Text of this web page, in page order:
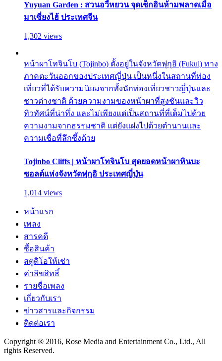
Yuyuan Garden : สวนอวี้หยวน จุดเช็กอินห้ามพลาดเมื่อ
มาเซี่ยงไฮ้ ประเทศจีน
1,302 views
หน้าผาโทจินโบ (Tojinbo) ตั้งอยู่ในจังหวัดฟุกุอิ (Fukui) ทาง
ภาคตะวันออกของประเทศญี่ปุ่น เป็นหนึ่งในสถานที่ท่อง
เที่ยวที่ได้รับความนิยมจากทั้งนักท่องเที่ยวชาวญี่ปุ่นและ
ชาวต่างชาติ ด้วยความงามของหน้าผาที่สูงชันและวิว
ทิวทัศน์ที่น่าทึ่ง และไม่เพียงแต่เป็นสถานที่ที่เต็มไปด้วย
ความงามจากธรรมชาติ แต่ยังแฝงไปด้วยตำนานและ
ความเชื่อที่ลึกซึ้งด้วย
Tojinbo Cliffs | หน้าผาโทจินโบ สุดยอดหน้าผาหินบะ
ซอลต์แห่งจังหวัดฟุกุอิ ประเทศญี่ปุ่น
1,014 views
หน้าแรก
เพลง
สารคดี
ซื้อสินค้า
สตูดิโอให้เช่า
ค่าลิขสิทธิ์
รายชื่อเพลง
เกี่ยวกับเรา
ข่าวสารและกิจกรรม
ติดต่อเรา
Copyright ® 2016, Rose Media and Entertainment Co., Ltd., All
rights Reserved.